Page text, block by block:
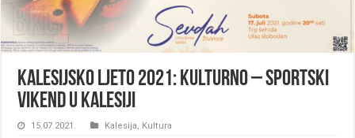
Kalesijsko ljeto 2021: Kulturno – sportski
vikend u Kalesiji
15.07.2021. Kalesija, Kultura